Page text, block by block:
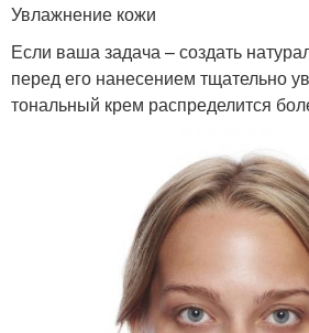
Увлажнение кожи
Если ваша задача – создать
перед его нанесением тщательно
тональный крем распределится